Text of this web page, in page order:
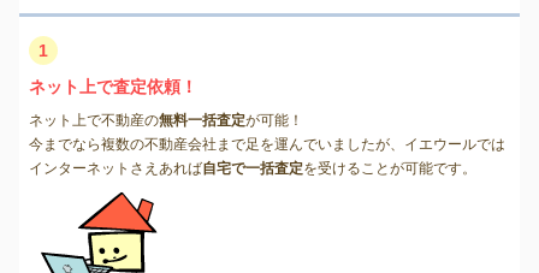
1
ネット上で査定依頼！
ネット上で不動産の無料一括査定が可能！
今までなら複数の不動産会社まで足を運んでいましたが、イエウールでは
インターネットさえあれば自宅で一括査定を受けることが可能です。